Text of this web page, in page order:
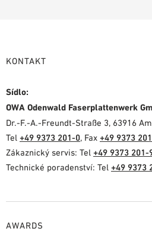
KONTAKT
Sídlo:
OWA Odenwald Faserplattenwerk
Dr.-F.-A.-Freundt-Straße 3, 63916
Tel +49 9373 201-0, Fax +49 9373
Zákaznický servis: Tel +49 9373 201-
Technické poradenství: Tel +49 9373
AWARDS